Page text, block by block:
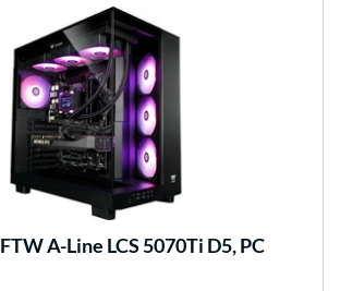
FTW A-Line LCS 5070Ti D5, PC